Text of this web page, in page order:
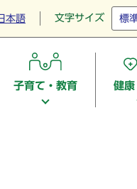
本語 文字サイズ 標
子育て・教育 健康